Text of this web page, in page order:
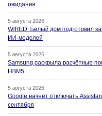
ожидания
5 августа 2026
WIRED: Белый дом подготовил
ИИ-моделей
5 августа 2026
Samsung раскрыла расчётные
HBM5
5 августа 2026
Google начнет отключать
сентября